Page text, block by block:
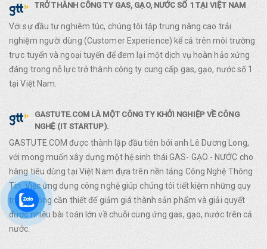
TRỞ THÀNH CÔNG TY GAS, GẠO, NƯỚC SỐ 1 TẠI VIỆT NAM
Với sự đầu tư nghiêm túc, chúng tôi tập trung nâng cao trải
nghiệm người dùng (Customer Experience) kể cả trên môi trường
trực tuyến và ngoại tuyến để đem lại một dịch vụ hoàn hảo xứng
đáng trong nỗ lực trở thành công ty cung cấp gas, gạo, nước số 1
tại Việt Nam.
GASTUTE.COM LÀ MỘT CÔNG TY KHỞI NGHIỆP VỀ CÔNG
NGHỆ (IT STARTUP).
GASTUTE.COM được thành lập đầu tiên bởi anh Lê Dương Long,
với mong muốn xây dựng một hệ sinh thái GAS- GẠO - NƯỚC cho
hàng tiêu dùng tại Việt Nam đựa trên nền tảng Công Nghệ Thông
Tin. Việc ứng dụng công nghệ giúp chúng tôi tiết kiệm những quy
trình không cần thiết để giảm giá thành sản phẩm và giải quyết
được nhiều bài toán lớn về chuỗi cung ứng gas, gạo, nước trên cả
nước.